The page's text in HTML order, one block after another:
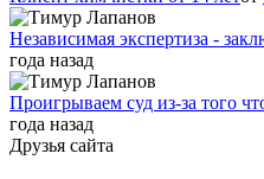
Независимая экспертиза -
года назад
Проигрываем суд из-за того
года назад
Друзья сайта